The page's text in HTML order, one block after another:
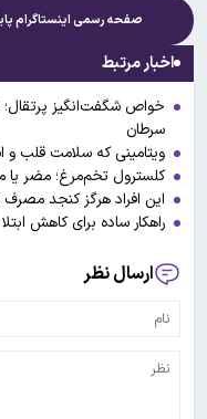
صفحه رسمی اینستاگرام
اخبار مرتبط
خواص شگفت‌انگیز پرتقال؛
سرطان
ویتامینی که سلامت قلب
کلسترول تخم‌مرغ؛ مضر یا
این افراد هرگز کنجد مصرف
راهکار ساده برای کاهش
ارسال نظر